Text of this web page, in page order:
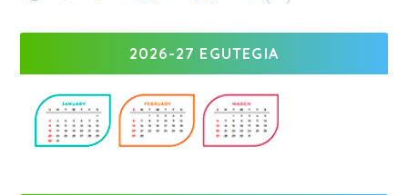
2026-27 EGUTEGIA